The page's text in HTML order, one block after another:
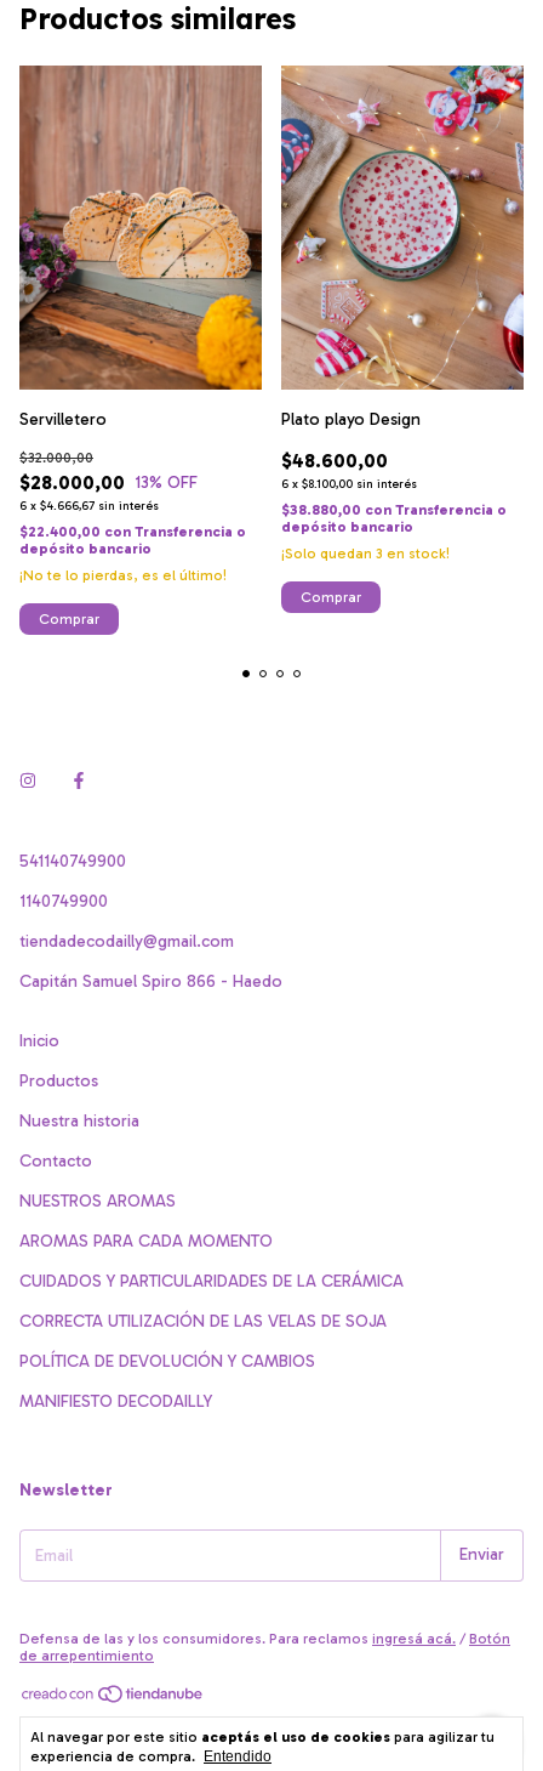
Al navegar por este sitio aceptás el uso de cookies para agilizar tu
experiencia de compra.
Entendido
Productos similares
Servilletero
$28.000,00
$32.000,00
13% OFF
6 x $4.666,67 sin interés
$22.400,00 con Transferencia o
depósito bancario
¡No te lo pierdas, es el último!
Plato playo Design
$48.600,00
6 x $8.100,00 sin interés
$38.880,00 con Transferencia o
depósito bancario
¡Solo quedan 3 en stock!
541140749900
1140749900
tiendadecodailly@gmail.com
Capitán Samuel Spiro 866 - Haedo
Inicio
Productos
Nuestra historia
Contacto
NUESTROS AROMAS
AROMAS PARA CADA MOMENTO
CUIDADOS Y PARTICULARIDADES DE LA CERÁMICA
CORRECTA UTILIZACIÓN DE LAS VELAS DE SOJA
POLÍTICA DE DEVOLUCIÓN Y CAMBIOS
MANIFIESTO DECODAILLY
Newsletter
Defensa de las y los consumidores. Para reclamos ingresá acá. / Botón
de arrepentimiento
Copyright Decodailly - 27280804059 - 2026. Todos los derechos
reservados.